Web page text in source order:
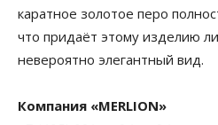
каратное золотое перо
что придаёт этому изделию
невероятно элегантный вид.
Компания «MERLION»